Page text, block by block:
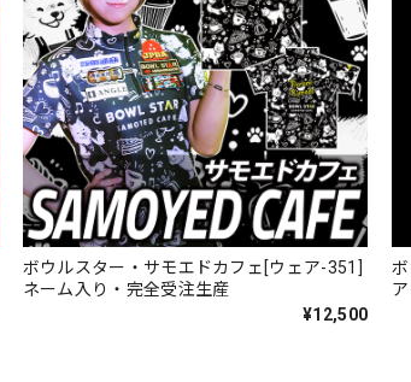
ボウルスター・サモエドカフェ[ウェア-351]
ネーム入り・完全受注生産
¥12,500